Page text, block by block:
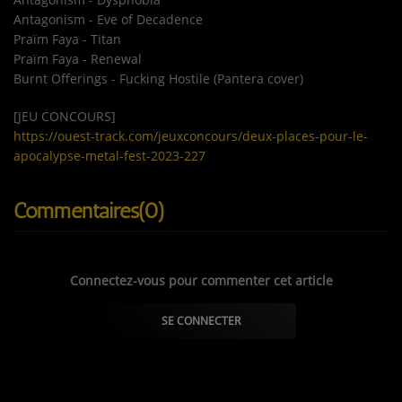
Antagonism - Eve of Decadence
Praïm Faya - Titan
Praïm Faya - Renewal
Burnt Offerings - Fucking Hostile (Pantera cover)
[JEU CONCOURS]
https://ouest-track.com/jeuxconcours/deux-places-pour-le-
apocalypse-metal-fest-2023-227
Commentaires(0)
Connectez-vous pour commenter cet article
SE CONNECTER